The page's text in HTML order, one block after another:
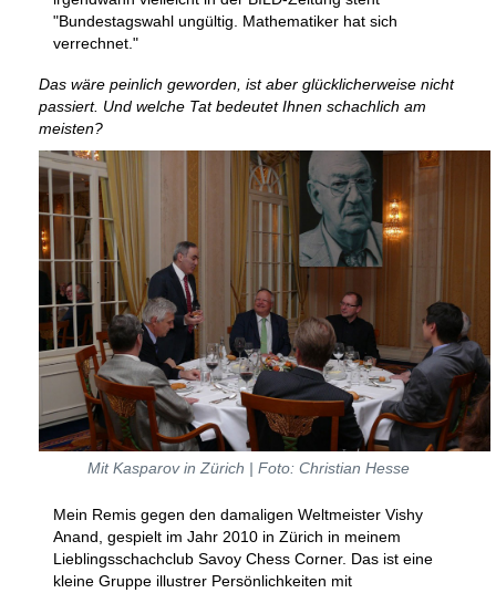
"Bundestagswahl ungültig. Mathematiker hat sich
verrechnet."
Das wäre peinlich geworden, ist aber glücklicherweise nicht
passiert. Und welche Tat bedeutet Ihnen schachlich am
meisten?
Mit Kasparov in Zürich | Foto: Christian Hesse
Mein Remis gegen den damaligen Weltmeister Vishy
Anand, gespielt im Jahr 2010 in Zürich in meinem
Lieblingsschachclub Savoy Chess Corner. Das ist eine
kleine Gruppe illustrer Persönlichkeiten mit